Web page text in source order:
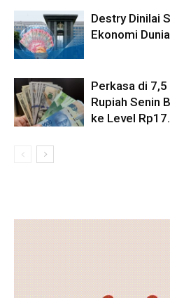
Destry Dinilai
Ekonomi
Perkasa di
Rupiah Senin
ke Level